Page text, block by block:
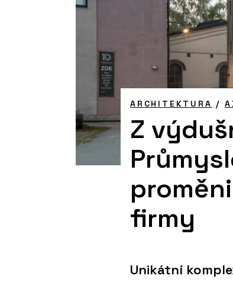
ARCHITEKTURA /
Z
firmy
Unikátní